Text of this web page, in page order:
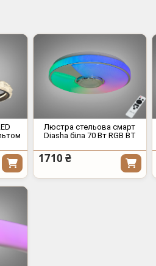
Люстра стельова смарт
Diasha біла 70 Вт RGB BT
1710 ₴